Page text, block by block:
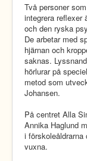
Två personer
integrera reflexer
och den ryska
De arbetar med
hjärnan och
saknas.
hörlurar på
metod som
Johansen.
På centret Alla
Annika Haglund
i
vuxna.